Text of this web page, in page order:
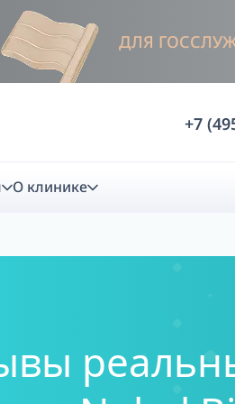
ДЛЯ
+7
О клинике
диагностики
клинической копии
Анализ